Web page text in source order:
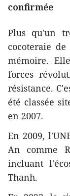
confirmée
Plus qu'un
cocoteraie
mémoire.
forces
résistance.
été classée
en 2007.
En 2009,
An comme
incluant
Thanh.